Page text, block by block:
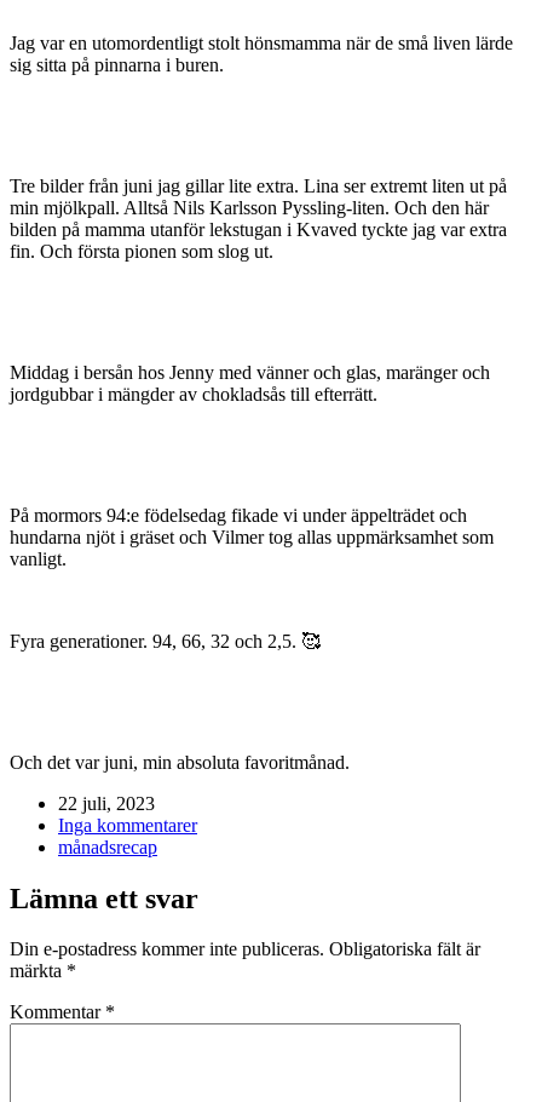
Jag var en utomordentligt stolt hönsmamma när de små liven lärde
sig sitta på pinnarna i buren.
Tre bilder från juni jag gillar lite extra. Lina ser extremt liten ut på
min mjölkpall. Alltså Nils Karlsson Pyssling-liten. Och den här
bilden på mamma utanför lekstugan i Kvaved tyckte jag var extra
fin. Och första pionen som slog ut.
Middag i bersån hos Jenny med vänner och glas, maränger och
jordgubbar i mängder av chokladsås till efterrätt.
På mormors 94:e födelsedag fikade vi under äppelträdet och
hundarna njöt i gräset och Vilmer tog allas uppmärksamhet som
vanligt.
Fyra generationer. 94, 66, 32 och 2,5. 🥰
Och det var juni, min absoluta favoritmånad.
22 juli, 2023
Inga kommentarer
månadsrecap
Lämna ett svar
Din e-postadress kommer inte publiceras. Obligatoriska fält är
märkta *
Kommentar *